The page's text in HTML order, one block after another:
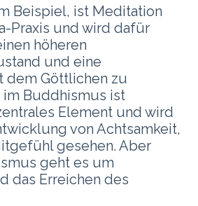
Beispiel, ist Meditation
Praxis und wird dafür
höheren
und eine
dem Göttlichen zu
im Buddhismus ist
Element und wird
von Achtsamkeit,
gesehen. Aber
geht es um
das Erreichen des